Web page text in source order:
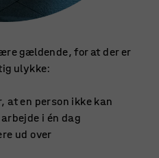
gældende, for at der er
ulykke:
at en person ikke kan
i én dag
ud over